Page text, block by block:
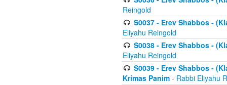
Reingold
S0037 - Erev Shabbos -
Eliyahu Reingold
S0038 - Erev Shabbos -
Eliyahu Reingold
S0039 - Erev Shabbos -
Krimas Panim - Rabbi Eliyahu